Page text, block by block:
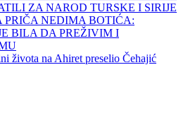
ZA NAROD TURSKE I SIRIJE
PRIČA NEDIMA BOTIĆA:
BILA DA PREŽIVIM I
života na Ahiret preselio Čehajić